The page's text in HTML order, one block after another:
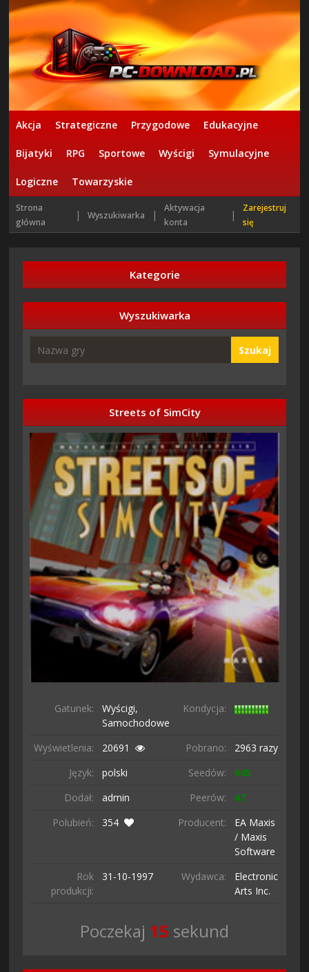
Akcja Strategiczne Przygodowe Edukacyjne
Bijatyki RPG Sportowe Wyścigi Symulacyjne
Logiczne Towarzyskie
Strona
główna
| Wyszukiwarka |
Aktywacja
konta
|
Zarejestruj
się
Kategorie
Wyszukiwarka
Szukaj
Streets of SimCity
Gatunek:
Wyścigi,
Samochodowe
Kondycja:
Wyświetlenia: 20691 Pobrano:
2963 razy
Język:
polski Seedów:
645
Dodał:
admin Peerów:
47
Polubień:
354 Producent:
EA Maxis
/ Maxis
Software
Rok
produkcji:
31-10-1997 Wydawca:
Electronic
Arts Inc.
Poczekaj 13 sekund